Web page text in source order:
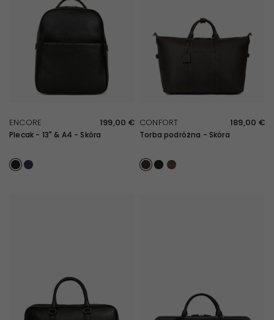
ENCORE 199,00 €
Plecak - 13" & A4 - Skóra
NoirMarine
CONFORT 189,00 €
Torba podróżna - Skóra
Marron foncé
NoirChocolat